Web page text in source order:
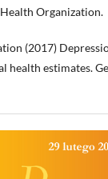
Organization.
(2017)
health estimates.